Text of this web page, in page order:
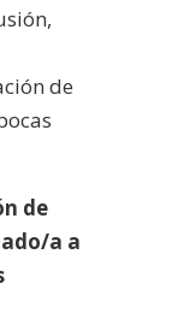
de
de
a a